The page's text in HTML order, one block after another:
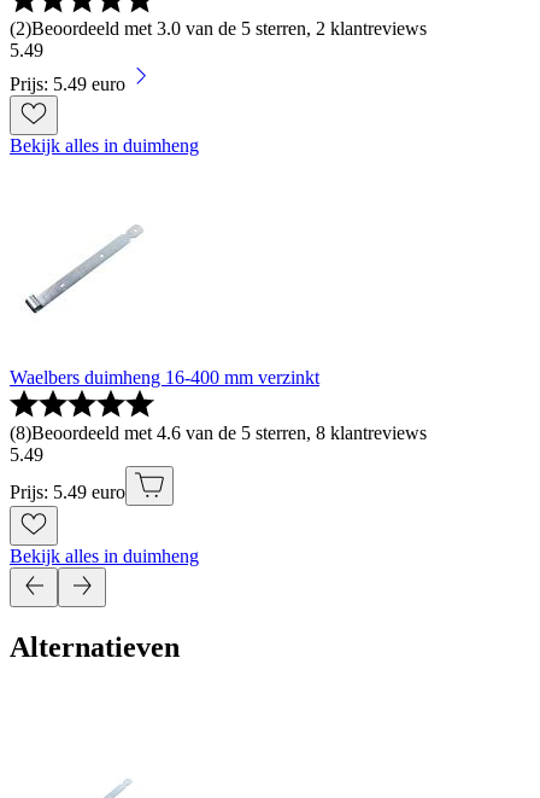
(2)Beoordeeld met 3.0 van de 5 sterren, 2 klantreviews
5.49
Prijs: 5.49 euro
Bekijk alles in duimheng
Waelbers duimheng 16-400 mm verzinkt
(8)Beoordeeld met 4.6 van de 5 sterren, 8 klantreviews
5.49
Prijs: 5.49 euro
Bekijk alles in duimheng
Alternatieven